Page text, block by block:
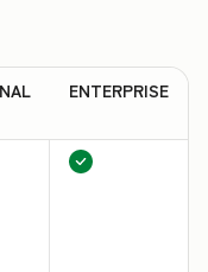
ENTERPRISE